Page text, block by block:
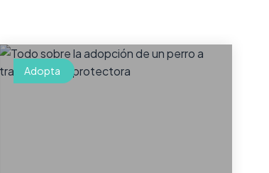
Adopta